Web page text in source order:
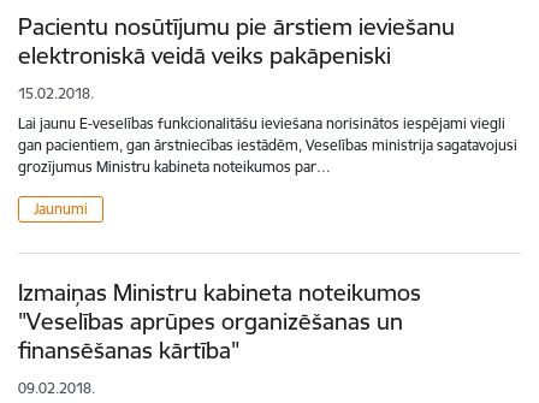
Pacientu nosūtījumu pie ārstiem ieviešanu
elektroniskā veidā veiks pakāpeniski
15.02.2018.
Lai jaunu E-veselības funkcionalitāšu ieviešana norisinātos iespējami viegli
gan pacientiem, gan ārstniecības iestādēm, Veselības ministrija sagatavojusi
grozījumus Ministru kabineta noteikumos par…
Jaunumi
Izmaiņas Ministru kabineta noteikumos
"Veselības aprūpes organizēšanas un
finansēšanas kārtība"
09.02.2018.